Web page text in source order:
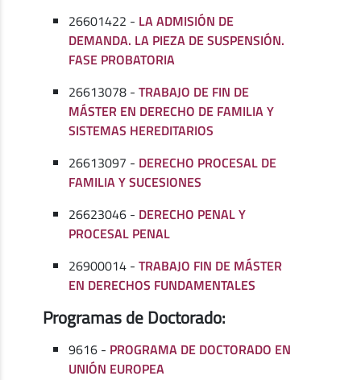
26601422 - LA ADMISIÓN DE
DEMANDA. LA PIEZA DE SUSPENSIÓN.
FASE PROBATORIA
26613078 -TRABAJO DE FIN DE
MÁSTER EN DERECHO DE FAMILIA Y
SISTEMAS HEREDITARIOS
26613097 - DERECHO PROCESAL DE
FAMILIA Y SUCESIONES
26623046 - DERECHO PENAL Y
PROCESAL PENAL
26900014 -TRABAJO FIN DE MÁSTER
EN DERECHOS FUNDAMENTALES
Programas de Doctorado:
9616 - PROGRAMA DE DOCTORADO EN
UNIÓN EUROPEA